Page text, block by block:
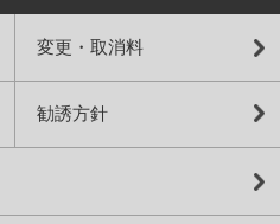
変更・取消料
勧誘方針